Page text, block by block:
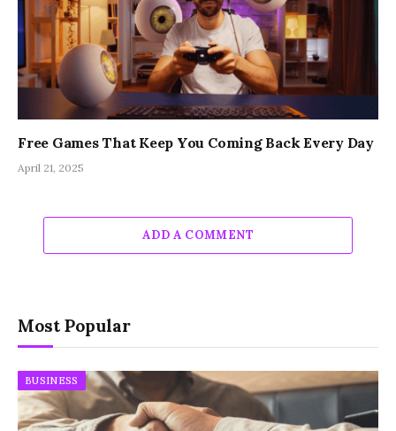
Free Games That Keep You Coming Back Every Day
April 21, 2025
ADD A COMMENT
Most Popular
BUSINESS